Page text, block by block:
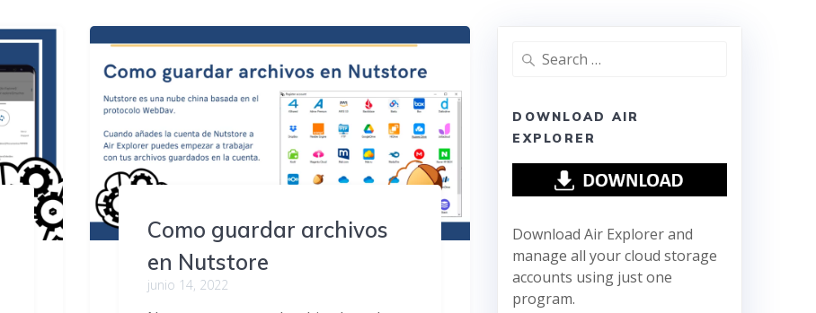
Como guardar archivos
en Nutstore
junio 14, 2022
DOWNLOAD AIR
EXPLORER
Download Air Explorer and
manage all your cloud storage
accounts using just one
program.